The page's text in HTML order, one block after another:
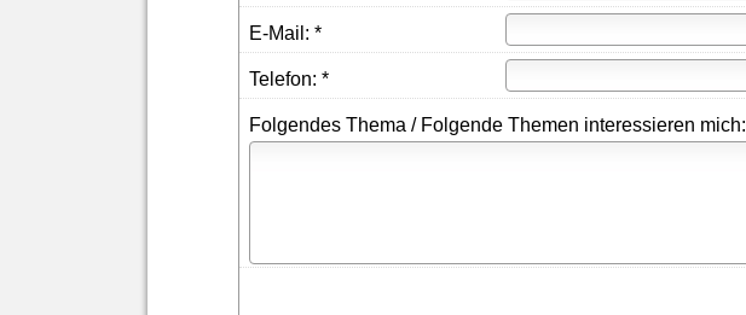
E-Mail: *
Telefon: *
Folgendes Thema / Folgende Themen interessieren mich: